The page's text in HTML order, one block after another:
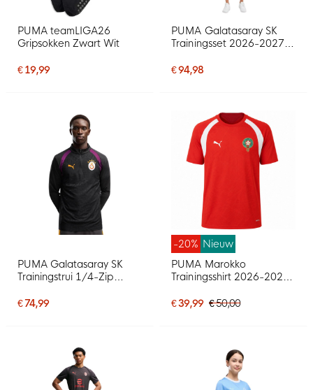
PUMA teamLIGA26
Gripsokken Zwart Wit
€ 19,99
PUMA Galatasaray SK
Trainingsset 2026-2027
€ 94,98
PUMA Galatasaray SK
Trainingstrui 1/4-Zip
Paars Oranje
€ 74,99
-20% Nieuw
PUMA Marokko
Trainingsshirt 2026-2028
€ 39,99 € 50,00